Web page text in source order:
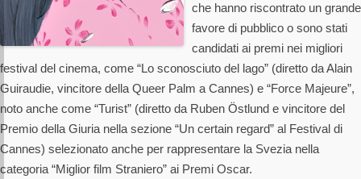
che hanno riscontrato un grande
favore di pubblico o sono stati
candidati ai premi nei migliori
festival del cinema, come “Lo sconosciuto del lago” (diretto da Alain
Guiraudie, vincitore della Queer Palm a Cannes) e “Force Majeure”,
noto anche come “Turist” (diretto da Ruben Östlund e vincitore del
Premio della Giuria nella sezione “Un certain regard” al Festival di
Cannes) selezionato anche per rappresentare la Svezia nella
categoria “Miglior film Straniero” ai Premi Oscar.